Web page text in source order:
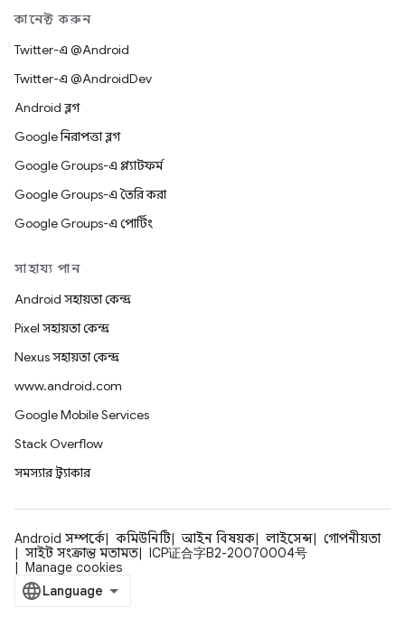
কানেক্ট করুন
Twitter-এ @Android
Twitter-এ @AndroidDev
Android ব্লগ
Google নিরাপত্তা ব্লগ
Google Groups-এ প্ল্যাটফর্ম
Google Groups-এ তৈরি করা
Google Groups-এ পোর্টিং
সাহায্য পান
Android সহায়তা কেন্দ্র
Pixel সহায়তা কেন্দ্র
Nexus সহায়তা কেন্দ্র
www.android.com
Google Mobile Services
Stack Overflow
সমস্যার ট্র্যাকার
Android সম্পর্কে কমিউনিটি আইন বিষয়ক লাইসেন্স
গোপনীয়তা
সাইট সংক্রান্ত মতামত
ICP证合字B2-20070004号
Manage cookies